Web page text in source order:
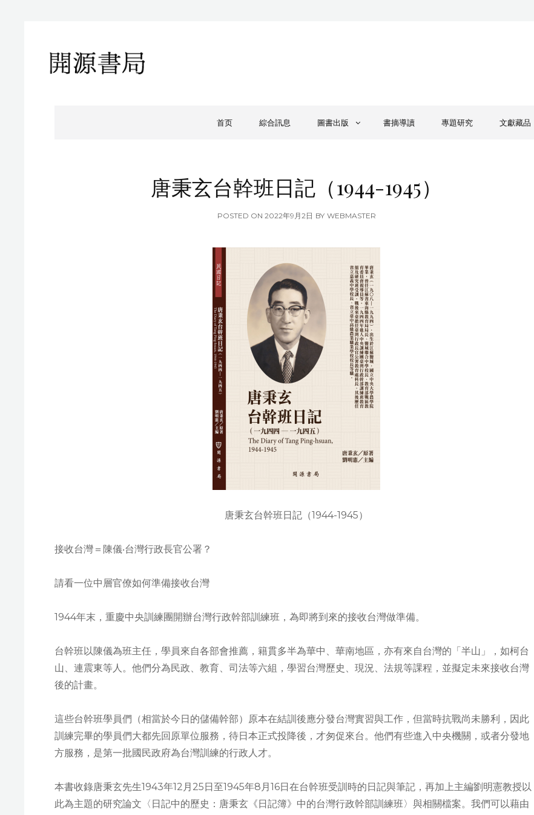
開源書局
開源書局出版有限公司
首页 綜合訊息 圖書出版 書摘導讀 專題研究 文獻藏品
唐秉玄台幹班日記（1944-1945）
POSTED ON POSTED
2022年9月2日 BY WEBMASTER
唐秉玄台幹班日記（1944-1945）
接收台灣＝陳儀‧台灣行政長官公署？
請看一位中層官僚如何準備接收台灣
1944年末，重慶中央訓練團開辦台灣行政幹部訓練班，為即將到來的接收台灣做準備。
台幹班以陳儀為班主任，學員來自各部會推薦，籍貫多半為華中、華南地區，亦有來自台灣的「半山」，如柯台
山、連震東等人。他們分為民政、教育、司法等六組，學習台灣歷史、現況、法規等課程，並擬定未來接收台灣
後的計畫。
這些台幹班學員們（相當於今日的儲備幹部）原本在結訓後應分發台灣實習與工作，但當時抗戰尚未勝利，因此
訓練完畢的學員們大都先回原單位服務，待日本正式投降後，才匆促來台。他們有些進入中央機關，或者分發地
方服務，是第一批國民政府為台灣訓練的行政人才。
本書收錄唐秉玄先生1943年12月25日至1945年8月16日在台幹班受訓時的日記與筆記，再加上主編劉明憲教授以
此為主題的研究論文〈日記中的歷史：唐秉玄《日記簿》中的台灣行政幹部訓練班〉與相關檔案。我們可以藉由